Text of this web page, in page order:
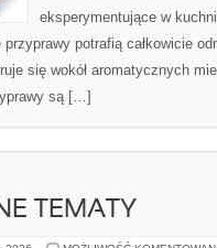
eksperymentujące w
potrafią całkowicie
się wokół aromatycznych
są […]
TEMATY